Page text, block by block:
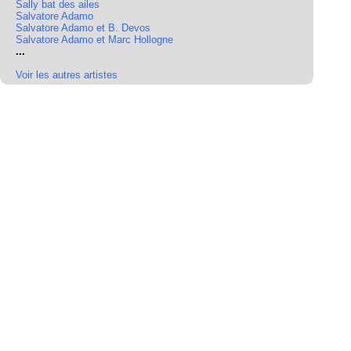
Sally bat des ailes
Salvatore Adamo
Salvatore Adamo et B. Devos
Salvatore Adamo et Marc Hollogne
...
Voir les autres artistes